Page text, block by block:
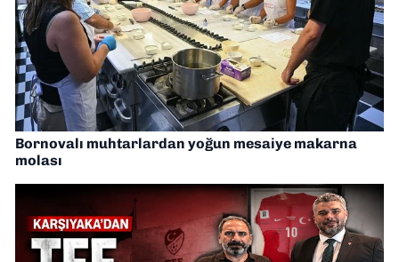
Bornovalı muhtarlardan yoğun mesaiye makarna
molası